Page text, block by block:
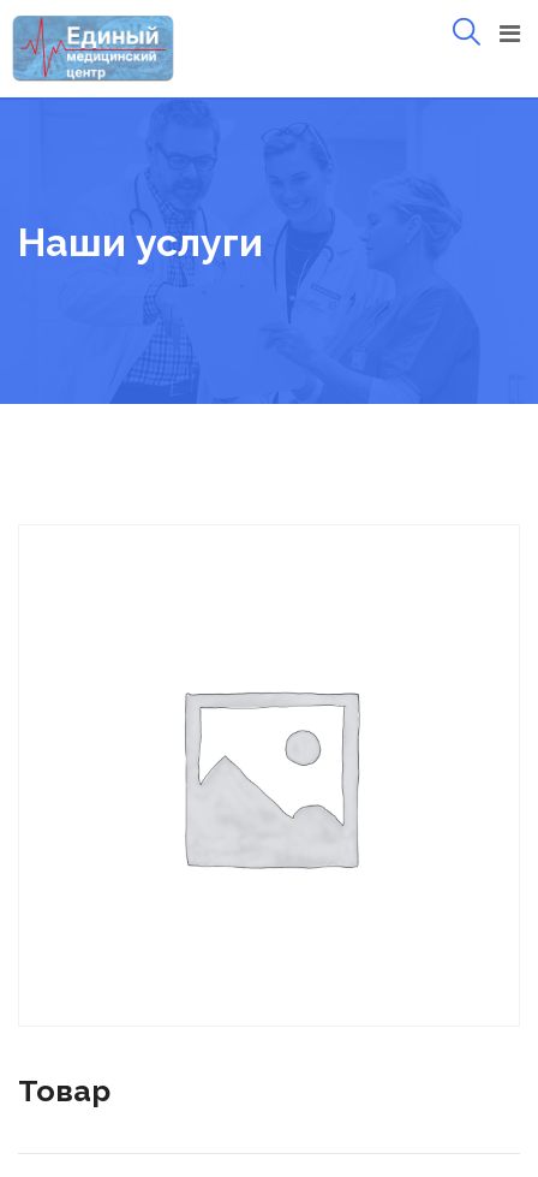
Skip
to
content
Наши услуги
Товар